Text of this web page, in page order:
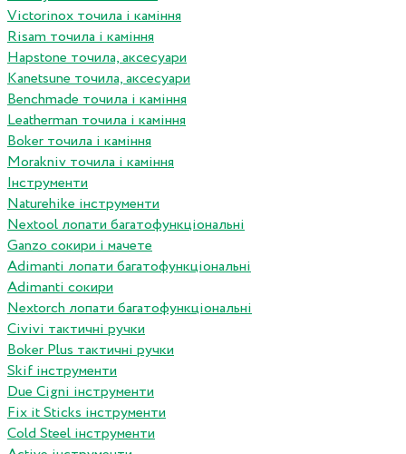
Victorinox точила і каміння
Risam точила і каміння
Hapstone точила, аксесуари
Kanetsune точила, аксесуари
Benchmade точила і каміння
Leatherman точила і каміння
Boker точила і каміння
Morakniv точила і каміння
Інструменти
Naturehike інструменти
Nextool лопати багатофункціональні
Ganzo сокири і мачете
Adimanti лопати багатофункціональні
Adimanti сокири
Nextorch лопати багатофункціональні
Сivivi тактичні ручки
Boker Plus тактичні ручки
Skif інструменти
Due Cigni інструменти
Fix it Sticks інструменти
Сold Steel інструменти